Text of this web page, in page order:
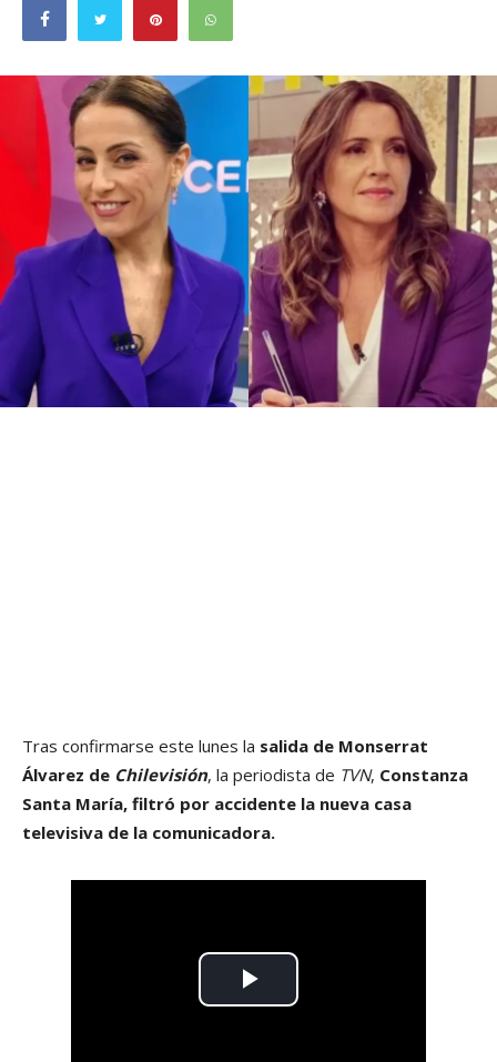
Tras confirmarse este lunes la salida de Monserrat
Álvarez de Chilevisión, la periodista de TVN, Constanza
Santa María, filtró por accidente la nueva casa
televisiva de la comunicadora.